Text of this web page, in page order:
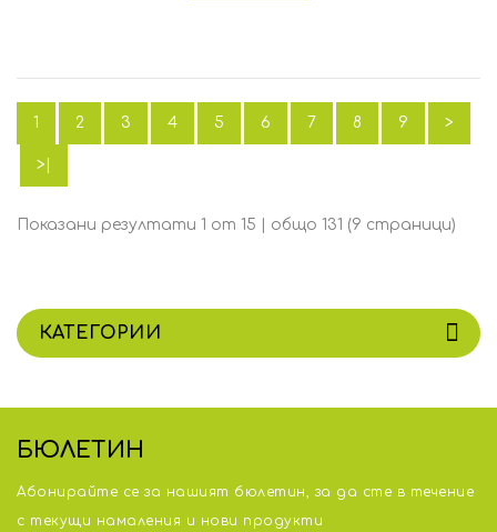
1 2 3 4 5 6 7 8 9 >
>|
Показани резултати 1 от 15 | общо 131 (9 страници)
КАТЕГОРИИ
БЮЛЕТИН
Абонирайте се за нашият бюлетин, за да сте в течение
с тeкущи намаления и нови продукти